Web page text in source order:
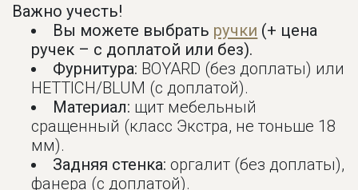
Важно учесть!
Вы можете выбрать ручки (+ цена
ручек – с доплатой или без).
Фурнитура: BOYARD (без доплаты) или
HETTICH/BLUM (с доплатой).
Материал: щит мебельный
сращенный (класс Экстра, не тоньше 18
мм).
Задняя стенка: оргалит (без доплаты),
фанера (с доплатой).